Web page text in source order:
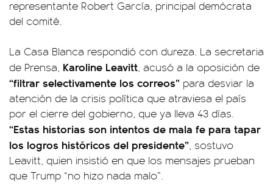
representante Robert García, principal demócrata
del comité.
La Casa Blanca respondió con dureza. La secretaria
de Prensa, Karoline Leavitt, acusó a la oposición de
“filtrar selectivamente los correos” para desviar la
atención de la crisis política que atraviesa el país
por el cierre del gobierno, que ya lleva 43 días.
“Estas historias son intentos de mala fe para tapar
los logros históricos del presidente”, sostuvo
Leavitt, quien insistió en que los mensajes prueban
que Trump “no hizo nada malo”.